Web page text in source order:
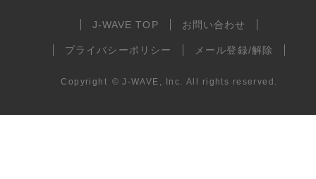
J-WAVE TOP お問い合わせ
プライバシーポリシー メール登録/解除
Copyright © J-WAVE, Inc. All rights reserved.